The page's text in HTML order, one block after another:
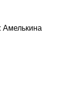
Амелькина